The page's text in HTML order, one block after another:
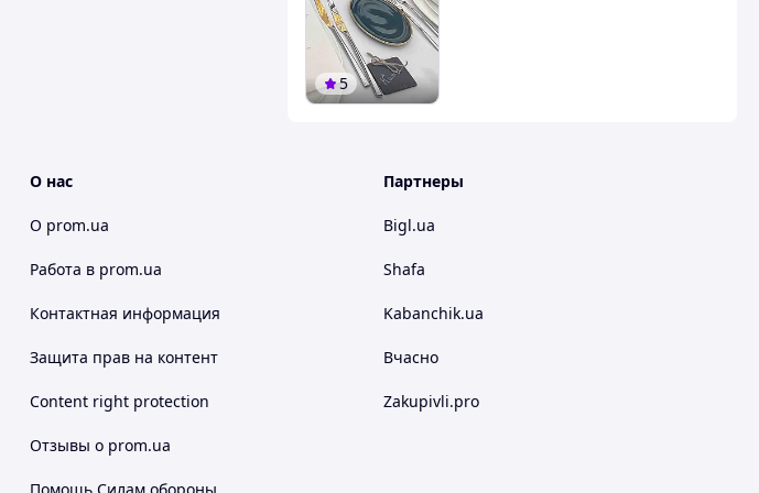
5
О нас
О prom.ua
Работа в prom.ua
Контактная информация
Защита прав на контент
Content right protection
Отзывы о prom.ua
Партнеры
Bigl.ua
Shafa
Kabanchik.ua
Вчасно
Zakupivli.pro